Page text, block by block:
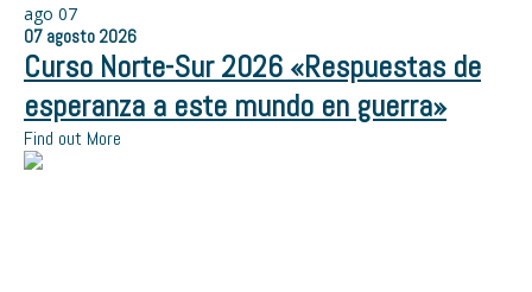
ago 07
07 agosto 2026
Curso Norte-Sur 2026 «Respuestas de
esperanza a este mundo en guerra»
Find out More